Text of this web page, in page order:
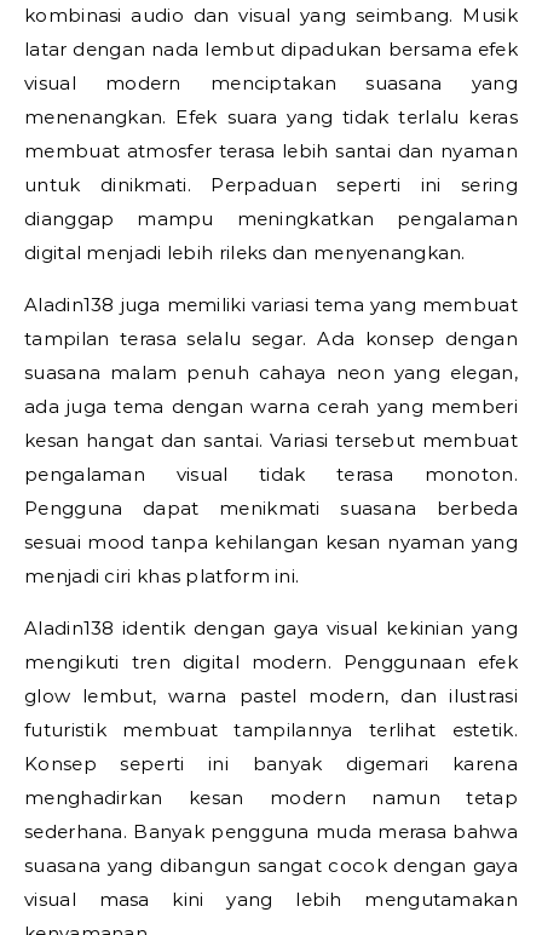
kombinasi audio dan visual yang seimbang. Musik
latar dengan nada lembut dipadukan bersama efek
visual modern menciptakan suasana yang
menenangkan. Efek suara yang tidak terlalu keras
membuat atmosfer terasa lebih santai dan nyaman
untuk dinikmati. Perpaduan seperti ini sering
dianggap mampu meningkatkan pengalaman
digital menjadi lebih rileks dan menyenangkan.
Aladin138 juga memiliki variasi tema yang membuat
tampilan terasa selalu segar. Ada konsep dengan
suasana malam penuh cahaya neon yang elegan,
ada juga tema dengan warna cerah yang memberi
kesan hangat dan santai. Variasi tersebut membuat
pengalaman visual tidak terasa monoton.
Pengguna dapat menikmati suasana berbeda
sesuai mood tanpa kehilangan kesan nyaman yang
menjadi ciri khas platform ini.
Aladin138 identik dengan gaya visual kekinian yang
mengikuti tren digital modern. Penggunaan efek
glow lembut, warna pastel modern, dan ilustrasi
futuristik membuat tampilannya terlihat estetik.
Konsep seperti ini banyak digemari karena
menghadirkan kesan modern namun tetap
sederhana. Banyak pengguna muda merasa bahwa
suasana yang dibangun sangat cocok dengan gaya
visual masa kini yang lebih mengutamakan